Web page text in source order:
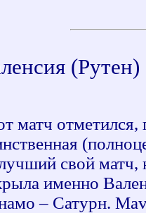
матч
свой матч,
именно
– Сатурн.